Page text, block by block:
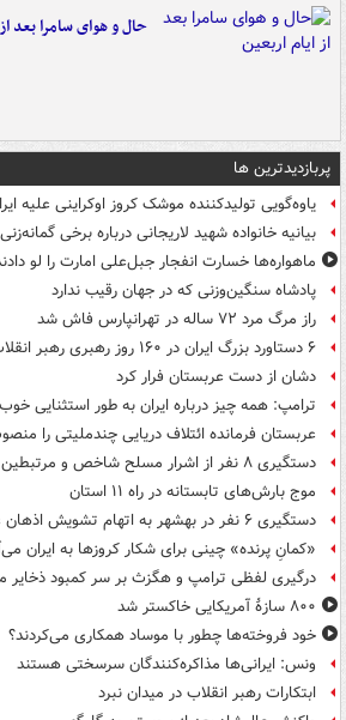
حال و هوای سامرا بعد
پربازدیدترین ها
یاوه‌گویی تولیدکننده موشک کروز اوکراینی علیه
بیانیه خانواده شهید لاریجانی درباره برخی
ماهواره‌ها خسارت انفجار جبل‌علی امارت را لو
پادشاه سنگین‌وزنی که در جهان رقیب ندارد
راز مرگ مرد ۷۲ ساله در تهرانپارس فاش شد
۶ دستاورد بزرگ ایران در ۱۶۰ روز رهبری رهبر انقلاب
دشان از دست عربستان فرار کرد
ترامپ: همه چیز درباره ایران به طور استثنایی
عربستان فرمانده ائتلاف دریایی چندملیتی را
دستگیری ۸ نفر از اشرار مسلح شاخص و مرتبطین گروهک های تروریستی
موج بارش‌های تابستانه در راه ۱۱ استان
دستگیری ۶ نفر در بهشهر به اتهام تشویش اذهان عمومی
«کمانِ پرنده» چینی برای شکار کروزها به ایران
درگیری لفظی ترامپ و هگزث بر سر کمبود
۸۰۰ سازۀ آمریکایی خاکستر شد
خود فروخته‌ها چطور با موساد همکاری می‌کردند؟
ونس: ایرانی‌ها مذاکره‌کنندگان سرسختی هستند
ابتکارات رهبر انقلاب در میدان نبرد